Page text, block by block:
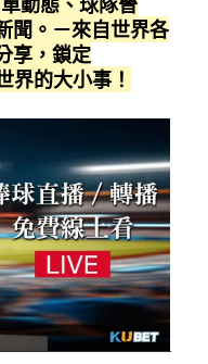
聞。－來自世界各
享，鎖定
界的大小事！